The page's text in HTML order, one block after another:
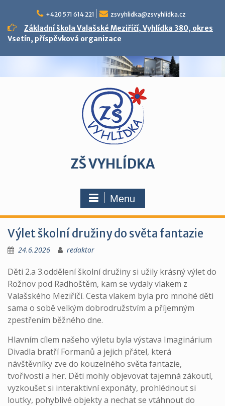
content
+420 571 614 221 zsvyhlidka@zsvyhlidka.cz
Základní škola Valašské Meziříčí, Vyhlídka 380, okres
Vsetín, příspěvková organizace
ZŠ VYHLÍDKA
Menu
Výlet školní družiny do světa fantazie
24.6.2026 redaktor
Děti 2.a 3.oddělení školní družiny si užily krásný výlet do
Rožnov pod Radhoštěm, kam se vydaly vlakem z
Valašského Meziříčí. Cesta vlakem byla pro mnohé děti
sama o sobě velkým dobrodružstvím a příjemným
zpestřením běžného dne.
Hlavním cílem našeho výletu byla výstava Imaginárium
Divadla bratří Formanů a jejich přátel, která
návštěvníky zve do kouzelného světa fantazie,
tvořivosti a her. Děti mohly objevovat tajemná zákoutí,
vyzkoušet si interaktivní exponáty, prohlédnout si
loutky, pohyblivé objekty a nechat se vtáhnout do